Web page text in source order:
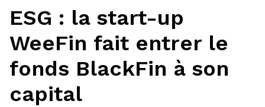
ESG : la start-up
WeeFin fait entrer le
fonds BlackFin à son
capital